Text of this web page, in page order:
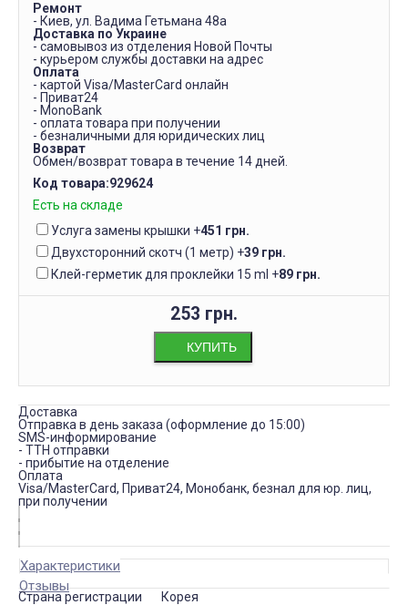
Ремонт
- Киев, ул. Вадима Гетьмана 48а
Доставка по Украине
- самовывоз из отделения Новой Почты
- курьером службы доставки на адрес
Оплата
- картой Visa/MasterCard онлайн
- Приват24
- MonoBank
- оплата товара при получении
- безналичными для юридических лиц
Возврат
Обмен/возврат товара в течение 14 дней.
Код товара:929624
Есть на складе
Услуга замены крышки +451 грн.
Двухсторонний скотч (1 метр) +39 грн.
Клей-герметик для проклейки 15 ml +89 грн.
253 грн.
КУПИТЬ
Доставка
Отправка в день заказа (оформление до 15:00)
SMS-информирование
- ТТН отправки
- прибытие на отделение
Оплата
Visa/MasterCard, Приват24, Монобанк, безнал для юр. лиц,
при получении
Характеристики
Отзывы
Страна регистрации
Корея